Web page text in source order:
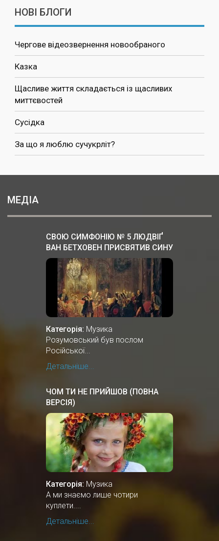
НОВІ БЛОГИ
Чергове відеозвернення новообраного
Казка
Щасливе життя складається із щасливих
миттєвостей
Сусідка
За що я люблю сучукрліт?
МЕДІА
СВОЮ СИМФОНІЮ № 5 ЛЮДВІҐ
ВАН БЕТХОВЕН ПРИСВЯТИВ СИНУ
ОСТАННЬОГО ГЕТЬМАНА
УКРАЇНИ, ГРАФУ АНДРІЮ
РОЗУМОВСЬКОМУ.
Категорія: Музика
Розумовський був послом
Російської...
Детальніше...
ЧОМ ТИ НЕ ПРИЙШОВ (ПОВНА
ВЕРСІЯ)
Категорія: Музика
А ми знаємо лише чотири
куплети....
Детальніше...